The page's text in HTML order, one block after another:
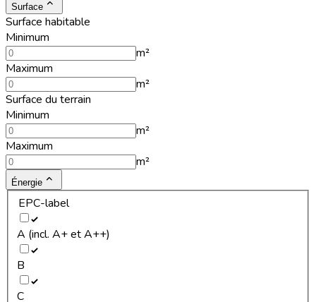
Surface
Surface habitable
Minimum
m²
Maximum
m²
Surface du terrain
Minimum
m²
Maximum
m²
Énergie
EPC-label
A (incl. A+ et A++)
B
C